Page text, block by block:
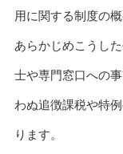
用に関する制度の
あらかじめこうし
士や専門窓口への
わぬ追徴課税や特
ります。